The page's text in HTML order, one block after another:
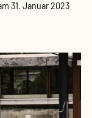
31. Januar 2023